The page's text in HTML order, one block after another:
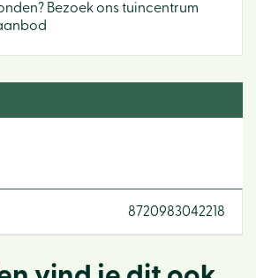
Bezoek ons tuincentrum
8720983042218